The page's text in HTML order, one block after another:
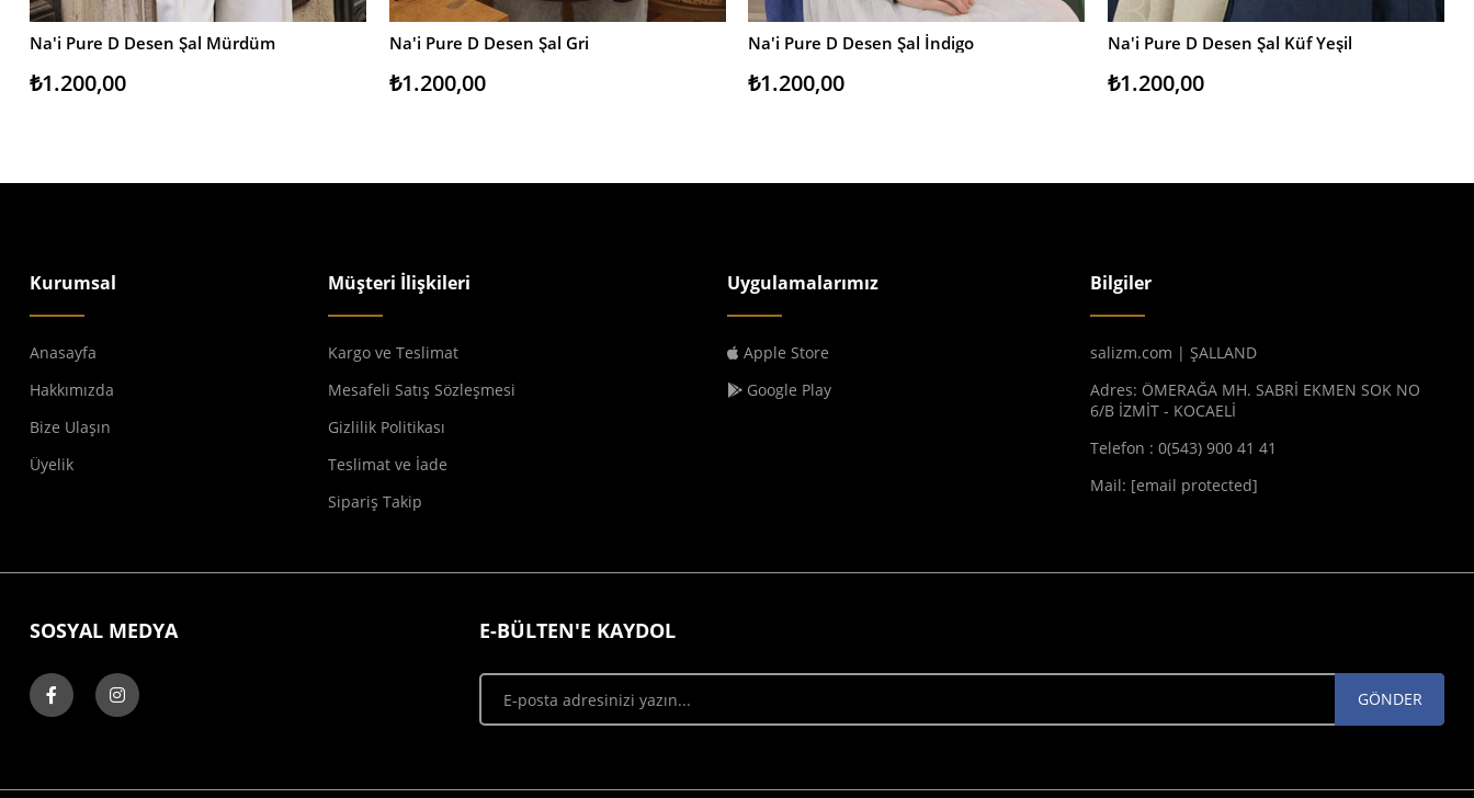
SEPETE EKLE
Na'i Pure D Desen Şal Mürdüm
₺1.200,00
SEPETE EKLE
Na'i Pure D Desen Şal Gri
₺1.200,00
SEPETE EKLE
Na'i Pure D Desen Şal İndigo
₺1.200,00
SEPETE EKLE
Na'i Pure D Desen Şal Küf Yeşil
₺1.200,00
Kurumsal
Anasayfa
Hakkımızda
Bize Ulaşın
Üyelik
Müşteri İlişkileri
Kargo ve Teslimat
Mesafeli Satış Sözleşmesi
Gizlilik Politikası
Teslimat ve İade
Sipariş Takip
Uygulamalarımız
Apple Store
Google Play
Bilgiler
salizm.com | ŞALLAND
Adres: ÖMERAĞA MH. SABRİ EKMEN SOK NO
6/B İZMİT - KOCAELİ
Telefon : 0(543) 900 41 41
Mail: [email protected]
SOSYAL MEDYA E-BÜLTEN'E KAYDOL
GÖNDER